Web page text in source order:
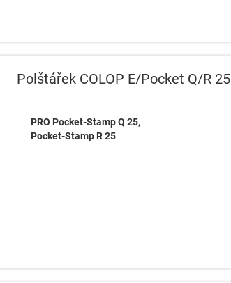
Polštářek COLOP E/Pocket Q/R 25
PRO Pocket-Stamp Q 25,
Pocket-Stamp R 25